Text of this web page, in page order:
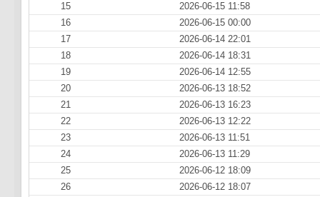
15
2026-06-15 11:58
16
2026-06-15 00:00
17
2026-06-14 22:01
18
2026-06-14 18:31
19
2026-06-14 12:55
20
2026-06-13 18:52
21
2026-06-13 16:23
22
2026-06-13 12:22
23
2026-06-13 11:51
24
2026-06-13 11:29
25
2026-06-12 18:09
26
2026-06-12 18:07